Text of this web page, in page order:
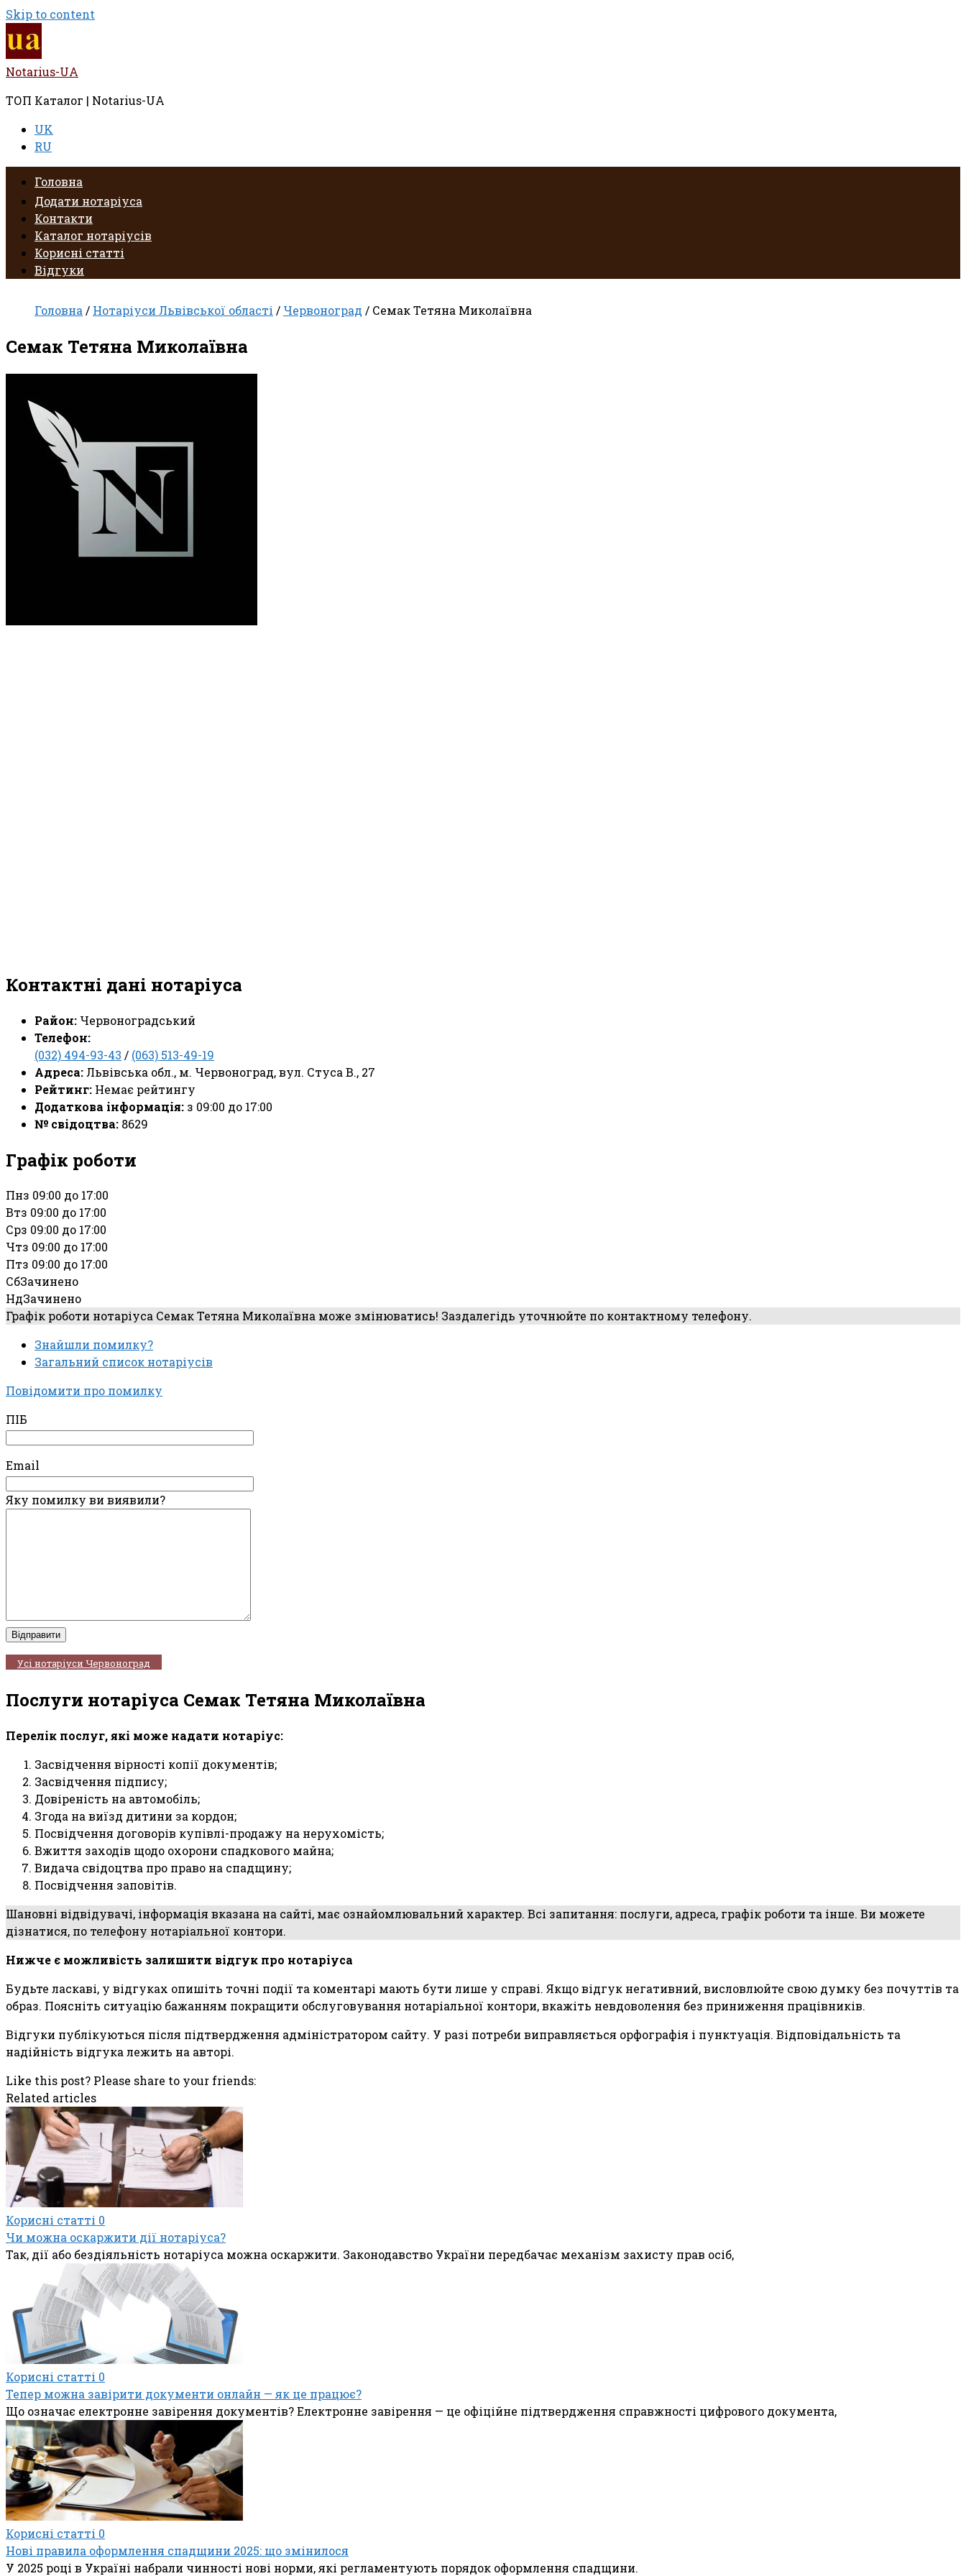
Skip to content
Notarius-UA
ТОП Каталог | Notarius-UA
UK
RU
Головна
Додати нотаріуса
Контакти
Каталог нотаріусів
Корисні статті
Відгуки
Головна / Нотаріуси Львівської області / Червоноград / Семак Тетяна Миколаївна
Семак Тетяна Миколаївна
Контактні дані нотаріуса
Район: Червоноградський
Телефон:
(032) 494-93-43 / (063) 513-49-19
Адреса: Львівська обл., м. Червоноград, вул. Стуса В., 27
Рейтинг: Немає рейтингу
Додаткова інформація: з 09:00 до 17:00
№ свідоцтва: 8629
Графік роботи
Пнз 09:00 до 17:00
Втз 09:00 до 17:00
Срз 09:00 до 17:00
Чтз 09:00 до 17:00
Птз 09:00 до 17:00
СбЗачинено
НдЗачинено
Графік роботи нотаріуса Семак Тетяна Миколаївна може змінюватись! Заздалегідь уточнюйте по контактному телефону.
Знайшли помилку?
Загальний список нотаріусів
Повідомити про помилку
ПІБ
Email
Яку помилку ви виявили?
Усі нотаріуси Червоноград
Послуги нотаріуса Семак Тетяна Миколаївна
Перелік послуг, які може надати нотаріус:
Засвідчення вірності копії документів;
Засвідчення підпису;
Довіреність на автомобіль;
Згода на виїзд дитини за кордон;
Посвідчення договорів купівлі-продажу на нерухомість;
Вжиття заходів щодо охорони спадкового майна;
Видача свідоцтва про право на спадщину;
Посвідчення заповітів.
Шановні відвідувачі, інформація вказана на сайті, має ознайомлювальний характер. Всі запитання: послуги, адреса, графік роботи та інше. Ви можете
дізнатися, по телефону нотаріальної контори.
Нижче є можливість залишити відгук про нотаріуса
Будьте ласкаві, у відгуках опишіть точні події та коментарі мають бути лише у справі. Якщо відгук негативний, висловлюйте свою думку без почуттів та
образ. Поясніть ситуацію бажанням покращити обслуговування нотаріальної контори, вкажіть невдоволення без приниження працівників.
Відгуки публікуються після підтвердження адміністратором сайту. У разі потреби виправляється орфографія і пунктуація. Відповідальність та
надійність відгука лежить на авторі.
Like this post? Please share to your friends:
Related articles
Корисні статті 0
Чи можна оскаржити дії нотаріуса?
Так, дії або бездіяльність нотаріуса можна оскаржити. Законодавство України передбачає механізм захисту прав осіб,
Корисні статті 0
Тепер можна завірити документи онлайн — як це працює?
Що означає електронне завірення документів? Електронне завірення — це офіційне підтвердження справжності цифрового документа,
Корисні статті 0
Нові правила оформлення спадщини 2025: що змінилося
У 2025 році в Україні набрали чинності нові норми, які регламентують порядок оформлення спадщини.